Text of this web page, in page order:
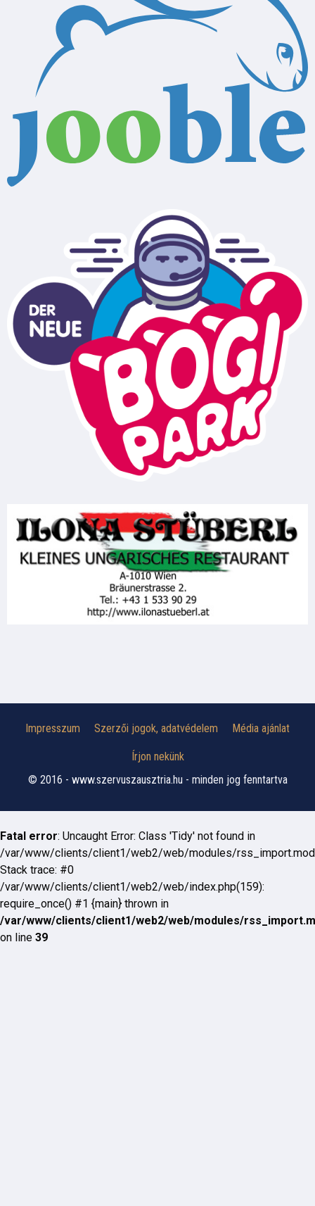
Impresszum Szerzői jogok, adatvédelem Média ajánlat
Írjon nekünk
© 2016 - www.szervuszausztria.hu - minden jog fenntartva
Fatal error: Uncaught Error: Class 'Tidy' not found in
/var/www/clients/client1/web2/web/modules/
Stack trace: #0
/var/www/clients/client1/web2/web/index.php(159):
require_once() #1 {main} thrown in
/var/www/clients/client1/web2/web/modules/
on line 39